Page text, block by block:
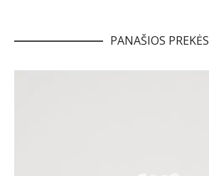
PANAŠIOS PREKĖS